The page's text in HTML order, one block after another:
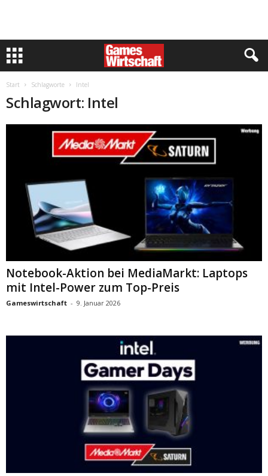
Start Schlagworte Intel
Schlagwort: Intel
Notebook-Aktion bei MediaMarkt: Laptops
mit Intel-Power zum Top-Preis
Gameswirtschaft - 9. Januar 2026